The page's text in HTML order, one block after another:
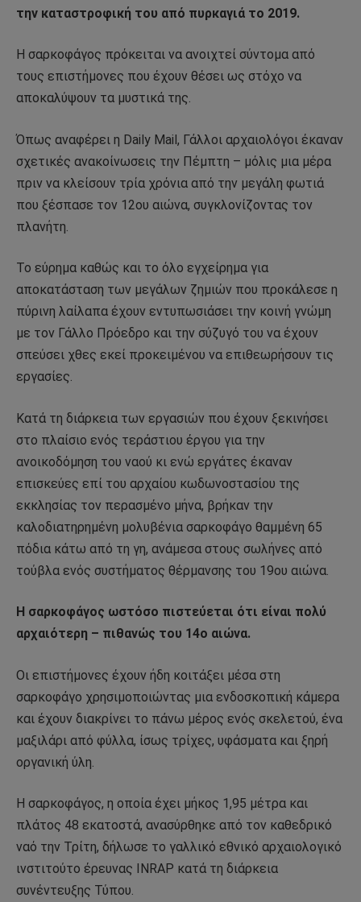
την καταστροφική του από πυρκαγιά το 2019.
Η σαρκοφάγος πρόκειται να ανοιχτεί σύντομα από
τους επιστήμονες που έχουν θέσει ως στόχο να
αποκαλύψουν τα μυστικά της.
Όπως αναφέρει η Daily Mail, Γάλλοι αρχαιολόγοι έκαναν
σχετικές ανακοίνωσεις την Πέμπτη – μόλις μια μέρα
πριν να κλείσουν τρία χρόνια από την μεγάλη φωτιά
που ξέσπασε τον 12ου αιώνα, συγκλονίζοντας τον
πλανήτη.
Το εύρημα καθώς και το όλο εγχείρημα για
αποκατάσταση των μεγάλων ζημιών που προκάλεσε η
πύρινη λαίλαπα έχουν εντυπωσιάσει την κοινή γνώμη
με τον Γάλλο Πρόεδρο και την σύζυγό του να έχουν
σπεύσει χθες εκεί προκειμένου να επιθεωρήσουν τις
εργασίες.
Κατά τη διάρκεια των εργασιών που έχουν ξεκινήσει
στο πλαίσιο ενός τεράστιου έργου για την
ανοικοδόμηση του ναού κι ενώ εργάτες έκαναν
επισκεύες επί του αρχαίου κωδωνοστασίου της
εκκλησίας τον περασμένο μήνα, βρήκαν την
καλοδιατηρημένη μολυβένια σαρκοφάγο θαμμένη 65
πόδια κάτω από τη γη, ανάμεσα στους σωλήνες από
τούβλα ενός συστήματος θέρμανσης του 19ου αιώνα.
Η σαρκοφάγος ωστόσο πιστεύεται ότι είναι πολύ
αρχαιότερη – πιθανώς του 14ο αιώνα.
Οι επιστήμονες έχουν ήδη κοιτάξει μέσα στη
σαρκοφάγο χρησιμοποιώντας μια ενδοσκοπική κάμερα
και έχουν διακρίνει το πάνω μέρος ενός σκελετού, ένα
μαξιλάρι από φύλλα, ίσως τρίχες, υφάσματα και ξηρή
οργανική ύλη.
Η σαρκοφάγος, η οποία έχει μήκος 1,95 μέτρα και
πλάτος 48 εκατοστά, ανασύρθηκε από τον καθεδρικό
ναό την Τρίτη, δήλωσε το γαλλικό εθνικό αρχαιολογικό
ινστιτούτο έρευνας INRAP κατά τη διάρκεια
συνέντευξης Τύπου.